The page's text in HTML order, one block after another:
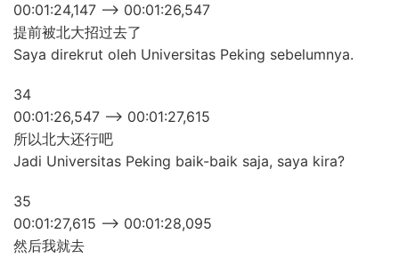
00:01:24,147 –> 00:01:26,547
提前被北大招过去了
Saya direkrut oleh Universitas Peking sebelumnya.
34
00:01:26,547 –> 00:01:27,615
所以北大还行吧
Jadi Universitas Peking baik-baik saja, saya kira?
35
00:01:27,615 –> 00:01:28,095
然后我就去